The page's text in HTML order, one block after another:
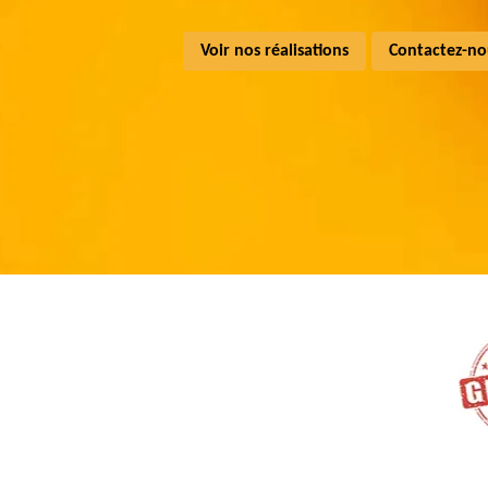
Voir nos réalisations Contactez-